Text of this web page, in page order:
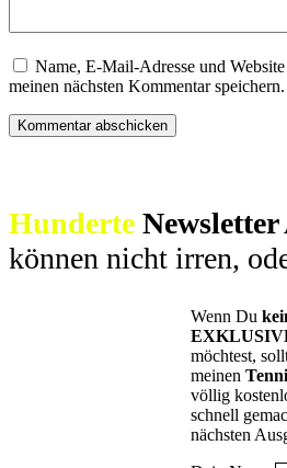
Name, E-Mail-Adresse und
meinen nächsten Kommentar speichern.
Hunderte
können nicht irren,
Wenn Du
möchtest,
meinen
völlig
schnell
nächsten